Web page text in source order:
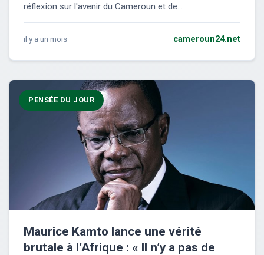
réflexion sur l'avenir du Cameroun et de...
il y a un mois cameroun24.net
PENSÉE DU JOUR
Maurice Kamto lance une vérité
brutale à l’Afrique : « Il n’y a pas de